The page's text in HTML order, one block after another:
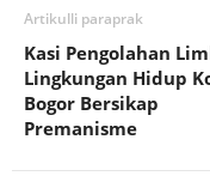
Artikulli paraprak
Kasi Pengolahan
Lingkungan Hidup
Bogor Bersikap
Premanisme